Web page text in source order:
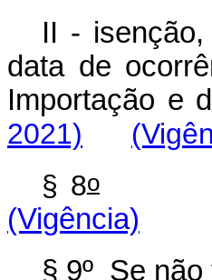
II -
data de
Importação e
2021)
§ 8o
(Vigência)
§ 9º Se